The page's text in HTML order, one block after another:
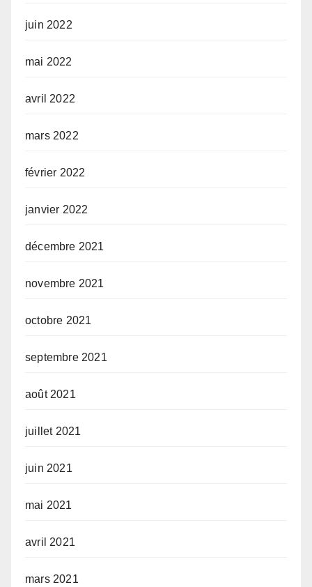
juin 2022
mai 2022
avril 2022
mars 2022
février 2022
janvier 2022
décembre 2021
novembre 2021
octobre 2021
septembre 2021
août 2021
juillet 2021
juin 2021
mai 2021
avril 2021
mars 2021